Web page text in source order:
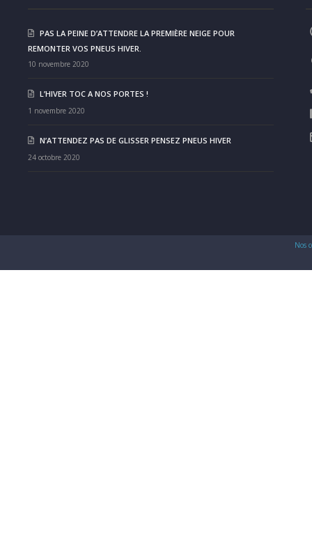
PAS LA PEINE D’ATTENDRE LA PREMIÈRE NEIGE POUR
REMONTER VOS PNEUS HIVER.
10 novembre 2020
L’HIVER TOC A NOS PORTES !
1 novembre 2020
N’ATTENDEZ PAS DE GLISSER PENSEZ PNEUS HIVER
24 octobre 2020
Nos